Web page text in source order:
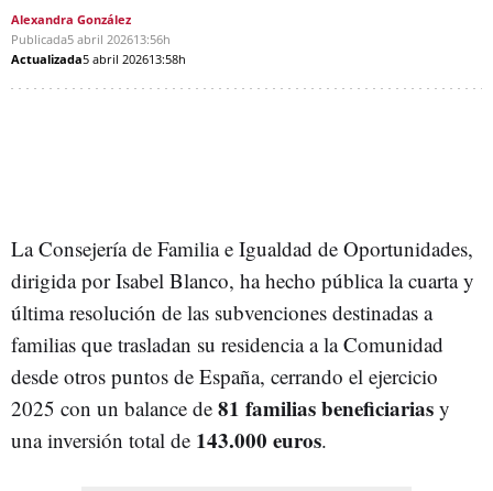
Alexandra González
Publicada5 abril 202613:56h
Actualizada5 abril 202613:58h
La Consejería de Familia e Igualdad de Oportunidades,
dirigida por Isabel Blanco, ha hecho pública la cuarta y
última resolución de las subvenciones destinadas a
familias que trasladan su residencia a la Comunidad
desde otros puntos de España, cerrando el ejercicio
2025 con un balance de 81 familias beneficiarias y
una inversión total de 143.000 euros.